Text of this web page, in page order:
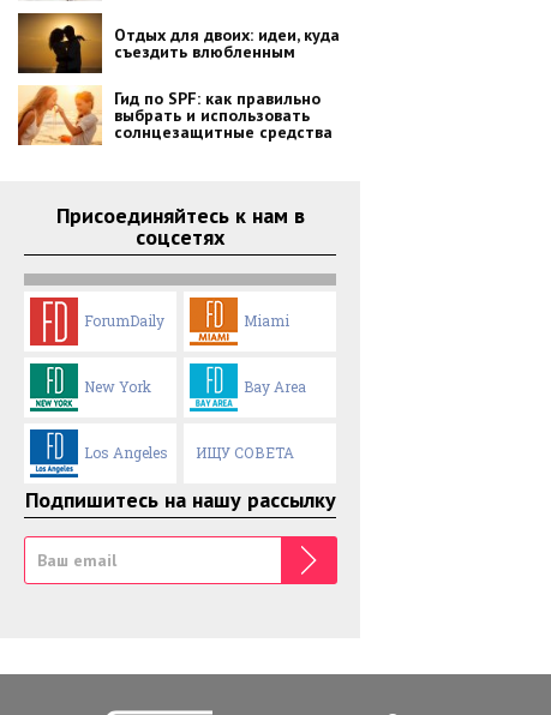
Отдых для двоих: идеи, куда
съездить влюбленным
Гид по SPF: как правильно
выбрать и использовать
солнцезащитные средства
Присоединяйтесь к нам в
соцсетях
ForumDaily Miami
New York Bay Area
Los Angeles ИЩУ СОВЕТА
Подпишитесь на нашу рассылку